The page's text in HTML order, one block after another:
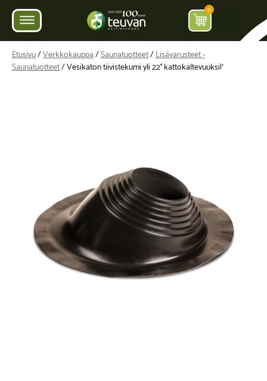
0
Etusivu/Verkkokauppa/Saunatuotteet/Lisävarusteet -
Saunatuotteet/ Vesikaton tiivistekumi yli 22° kattokaltevuuksille